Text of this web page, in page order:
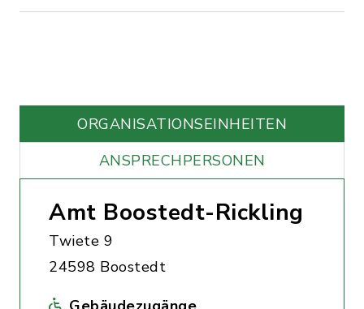
ORGANISATIONS­EINHEITEN
ANSPRECHPERSONEN
Amt Boostedt-Rickling
Twiete 9
24598 Boostedt